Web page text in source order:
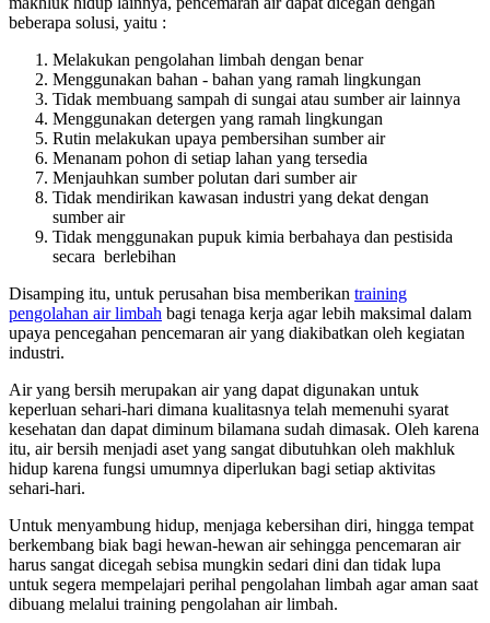
beberapa solusi, yaitu :
Melakukan pengolahan limbah dengan benar
Menggunakan bahan - bahan yang ramah lingkungan
Tidak membuang sampah di sungai atau sumber air lainnya
Menggunakan detergen yang ramah lingkungan
Rutin melakukan upaya pembersihan sumber air
Menanam pohon di setiap lahan yang tersedia
Menjauhkan sumber polutan dari sumber air
Tidak mendirikan kawasan industri yang dekat dengan
sumber air
Tidak menggunakan pupuk kimia berbahaya dan pestisida
secara berlebihan
Disamping itu, untuk perusahan bisa memberikan training
pengolahan air limbah bagi tenaga kerja agar lebih maksimal dalam
upaya pencegahan pencemaran air yang diakibatkan oleh kegiatan
industri.
Air yang bersih merupakan air yang dapat digunakan untuk
keperluan sehari-hari dimana kualitasnya telah memenuhi syarat
kesehatan dan dapat diminum bilamana sudah dimasak. Oleh karena
itu, air bersih menjadi aset yang sangat dibutuhkan oleh makhluk
hidup karena fungsi umumnya diperlukan bagi setiap aktivitas
sehari-hari.
Untuk menyambung hidup, menjaga kebersihan diri, hingga tempat
berkembang biak bagi hewan-hewan air sehingga pencemaran air
harus sangat dicegah sebisa mungkin sedari dini dan tidak lupa
untuk segera mempelajari perihal pengolahan limbah agar aman saat
dibuang melalui training pengolahan air limbah.